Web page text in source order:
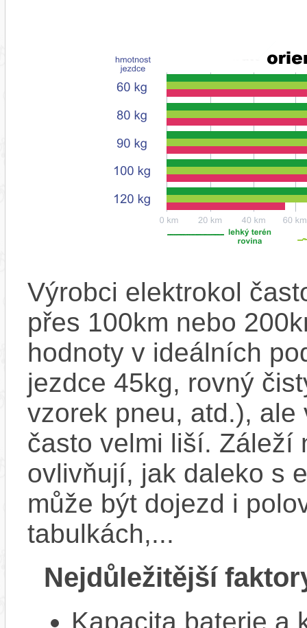
Výrobci elektrokol
přes 100km nebo
hodnoty v ideálních
jezdce 45kg, rovný
vzorek pneu, atd.),
často velmi liší. Záleží
ovlivňují, jak daleko s
může být dojezd i
tabulkách,...
Nejdůležitější
Kapacita baterie a